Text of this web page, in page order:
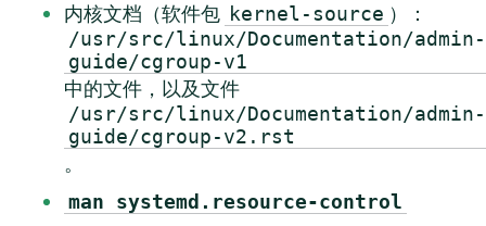
内核文档（软件包 kernel-source ）：
/usr/src/linux/Documentation/admin-
guide/cgroup-v1
中的文件，以及文件
/usr/src/linux/Documentation/admin-
guide/cgroup-v2.rst
。
man systemd.resource-control